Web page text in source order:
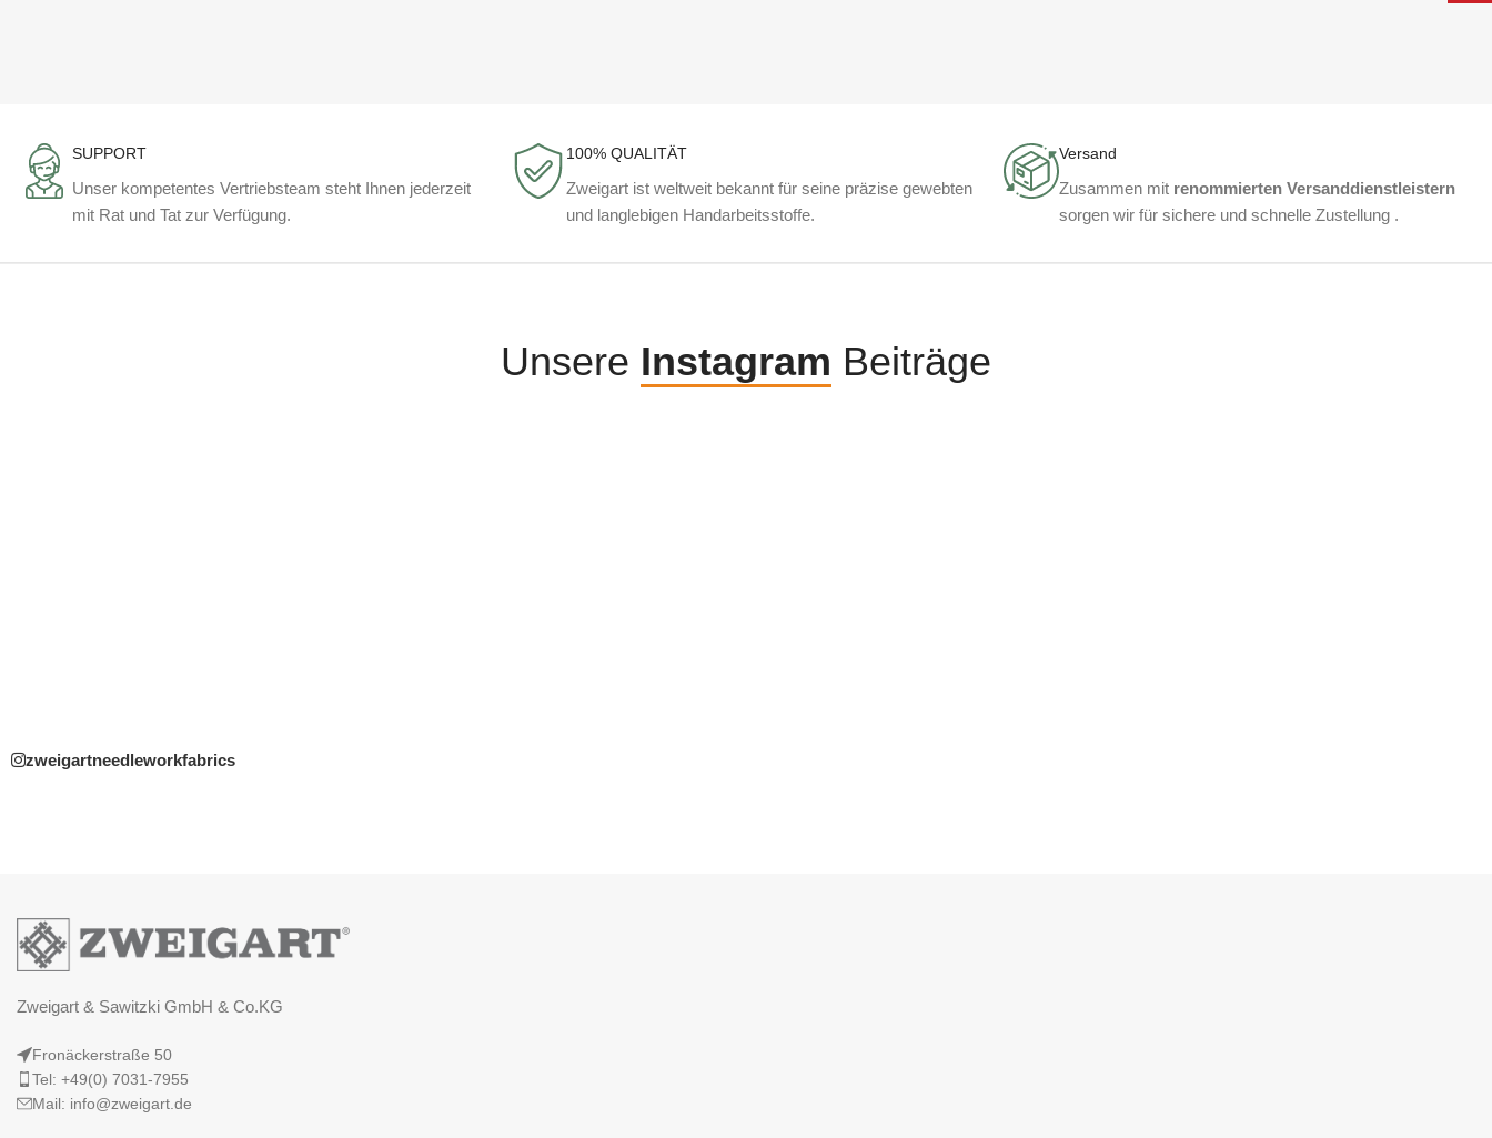
SUPPORT
Unser kompetentes Vertriebsteam steht Ihnen jederzeit
mit Rat und Tat zur Verfügung.
100% QUALITÄT
Zweigart ist weltweit bekannt für seine präzise gewebten
und langlebigen Handarbeitsstoffe.
Versand
Zusammen mit renommierten Versanddienstleistern
sorgen wir für sichere und schnelle Zustellung .
Unsere Instagram Beiträge
zweigartneedleworkfabrics
Zweigart & Sawitzki GmbH & Co.KG
Fronäckerstraße 50
Tel: +49(0) 7031-7955
Mail: info@zweigart.de